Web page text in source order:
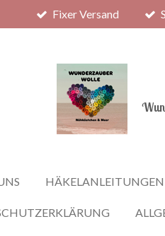
Fixer Versand
HÄKELANLEITUNGEN